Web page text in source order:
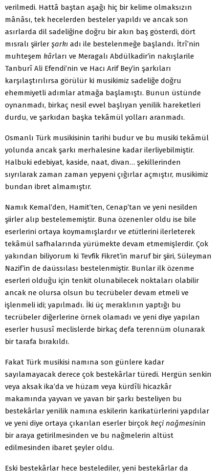
verilmedi. Hattâ baştan aşağı hiç bir kelime olmaksızın
mânâsı, tek hecelerden besteler yapıldı ve ancak son
asırlarda dil sadeliğine doğru bir akın baş gösterdi, dört
mısralı şiirler şarkı adı ile bestelenmeğe başlandı. İtrî’nin
muhteşem kârları ve Meragalı Abdülkadir’in nakışlarile
Tanburî Ali Efendi’nin ve Hacı Arif Bey’in şarkıları
karşılaştırılırsa görülür ki musikimiz sadeliğe doğru
ehemmiyetli adımlar atmağa başlamıştı. Bunun üstünde
oynanmadı, birkaç nesil evvel başlıyan yenilik hareketleri
durdu, ve şarkıdan başka tekâmül yolları aranmadı.
Osmanlı Türk musikisinin tarihi budur ve bu musiki tekâmül
yolunda ancak şarkı merhalesine kadar ilerliyebilmiştir.
Halbuki edebiyat, kaside, naat, divan… şekillerinden
sıyrılarak zaman zaman yepyeni çığırlar açmıştır, musikimiz
bundan ibret almamıştır.
Namık Kemal’den, Hamit’ten, Cenap’tan ve yeni nesilden
şiirler alıp bestelememiştir. Buna özenenler oldu ise bile
eserlerini ortaya koymamışlardır ve etütlerini ilerleterek
tekâmül safhalarında yürümekte devam etmemişlerdir. Çok
yakından biliyorum ki Tevfik Fikret’in maruf bir şiiri, Süleyman
Nazif’in de daüssılası bestelenmiştir. Bunlar ilk özenme
eserleri olduğu için tenkit olunabilecek noktaları olabilir
ancak ne olursa olsun bu tecrübeler devam etmeli ve
işlenmeli idi; yapılmadı. İki üç meraklının yaptığı bu
tecrübeler diğerlerine örnek olamadı ve yeni diye yapılan
eserler hususî meclislerde birkaç defa terennüm olunarak
bir tarafa bırakıldı.
Fakat Türk musikisi namına son günlere kadar
sayılamayacak derece çok bestekârlar türedi. Hergün senkin
veya aksak ika’da ve hüzam veya kürdîli hicazkâr
makamında yayvan ve yavan bir şarkı besteliyen bu
bestekârlar yenilik namına eskilerin karikatürlerini yapdılar
ve yeni diye ortaya çıkarılan eserler birçok keçi nağmesinin
bir araya getirilmesinden ve bu nağmelerin altüst
edilmesinden ibaret şeyler oldu.
Eski bestekârlar hece bestelediler, yeni bestekârlar da